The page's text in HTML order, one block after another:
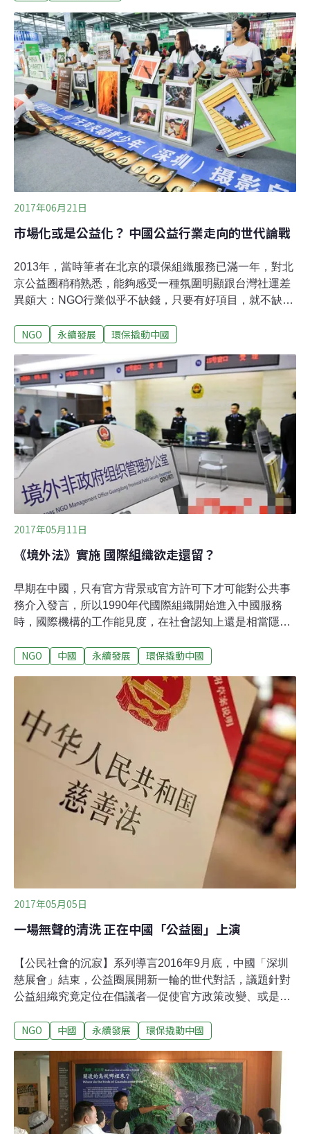
惡，是對女性的不尊重〉。這起發生在北京的Me Too事
件，本報邀請曾於2012年前往自然大學服務實習一年多的
林吉洋，藉由他的視角，讓台灣讀者一同關注這起事件。
以馮永鋒為中心式的組織
2017年06月21日
市場化或是公益化？ 中國公益行業走向的世代論戰
2013年，當時筆者在北京的環保組織服務已滿一年，對北
京公益圈稍稍熟悉，能夠感受一種氛圍明顯跟台灣社運差
異頗大：NGO行業似乎不缺錢，只要有好項目，就不缺來
金會資金充裕，草根組織之間見面談話更會用很多企業創
保組織前，此時北京NGO發展儼然有種追求「高大上」的
商業風氣，如同一位著名的公益界大老——中國扶貧基金
會（CFPA）的董事長何道峰所言：「現在做公益也能夠
找到成功的路徑」。年輕人被吸引到投身公益行業是抱著
找資金找人脈、找創業機會期待，而不是對公共事務、公
民社會有一種期待與理想。筆者對這種功利主義驅動的市
場化、專業導向感到憂心。2013年離開北京前，筆者投書
發表〈NGO不要迷失方向〉，批評這一類過度崇尚市場的
行業發展態勢，事後收到一些迴響，不過當時筆者反省文
中觀點有些冒進，更清楚的行業辯
NGO 永續發展 環保撬動中國
2017年05月11日
《境外法》實施 國際組織欲走還留？
早期在中國，只有官方背景或官方許可下才可能對公共事
務介入發言，所以1990年代國際組織開始進入中國服務
時，國際機構的工作能見度，在社會認知上還是相當隱晦
自行運作的洛克斐勒基金會，從20世紀初期就進入中國，
尖的醫療機構。晚近一些，福特基金會也是許多環保項目
相當重要的資金支持者。到了21世紀，在政策持續走向開
放與國際地位提升之下，更多國際組織將資金、觀念、工
作方法帶進中國。國際組織的活動也刺激本土企業家成立
基金會，開始透過培訓、資助、傳播進一步扶持本土的資
助方與NGO形成，形成了屬於中國本土意義的非政府組織
生態。國際組織為中國NGO培訓的一代人才觀念一直到接
近2008年左右，北京奧運帶來的開放風向以及川震救援重
建影響，大量國際組織在中國的活動達到鼎盛時期。它們
為中國的本土NGO人才養成帶來重要的
NGO 中國 永續發展 環保撬動中國
2017年05月05日
一場無聲的清洗 正在中國「公益圈」上演
【公民社會的沉寂】系列導言2016年9月底，中國「深圳
慈展會」結束，公益圈展開新一輪的世代對話，議題針對
公益組織究竟定位在倡議者—促使官方政策改變、或是服
間點，我回到北京重遊，陸續聯繫了一位資深的公益人、
發展的媒體從業者，試圖理解自2013年底我離開北京後，
整個行業的走向與趨勢。【公民社會的沉寂】這一系列文
章，乃基於這五位受訪者的訪談內容寫作而成。特別是在
2017年3月19日，台灣NGO工作者與人權志工李明哲在澳
門入境中國遭秘密逮捕之後，被控以危害國家安全為由遭
NGO 中國 永續發展 環保撬動中國